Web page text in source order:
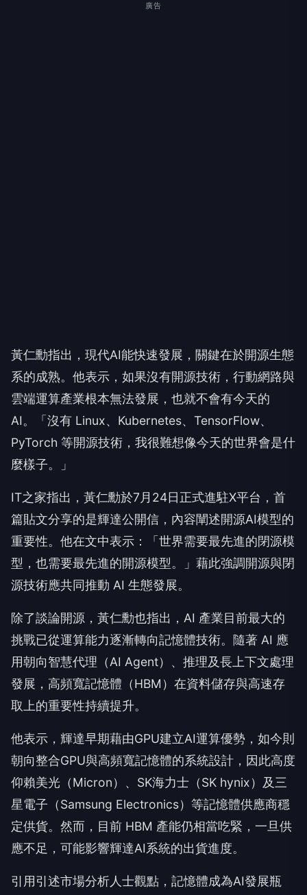
廣告
黃仁勳指出，現代AI能快速發展，關鍵在於開源生態
系的成熟。他表示，如果沒有開源技術，行動網路與
雲端運算產業根本無法發展，也就不會有今天的
AI。「沒有 Linux、Kubernetes、TensorFlow、
PyTorch 等開源技術，我很難想像今天的世界會是什
麼樣子。」
IT之家指出，黃仁勳於7月24日正式進駐X平台，首
篇貼文分享的是輝達公開信，內容闡述開源AI模型的
重要性。他在文中表示：「世界需要最先進的閉源模
型，也需要最先進的開源模型。」藉此強調開源與閉
源技術應共同推動 AI 生態發展。
除了談論開源，黃仁勳也指出，AI 產業目前最大的
挑戰已從運算能力逐漸轉向記憶體技術。隨著 AI 應
用朝向智慧代理（AI Agent）、推理及長上下文處理
發展，高頻寬記憶體（HBM）在資料儲存與高速存
取上的重要性持續提升。
他表示，輝達早期藉由GPU建立AI運算優勢，如今則
朝向整合GPU與高頻寬記憶體的系統設計，因此高度
仰賴美光（Micron）、SK海力士（SK hynix）及三
星電子（Samsung Electronics）等記憶體供應商穩
定供貨。然而，目前 HBM 產能仍相當吃緊，一旦供
應不足，可能影響輝達AI系統的出貨進度。
引用引述市場分析人士觀點，記憶體成為AI發展瓶